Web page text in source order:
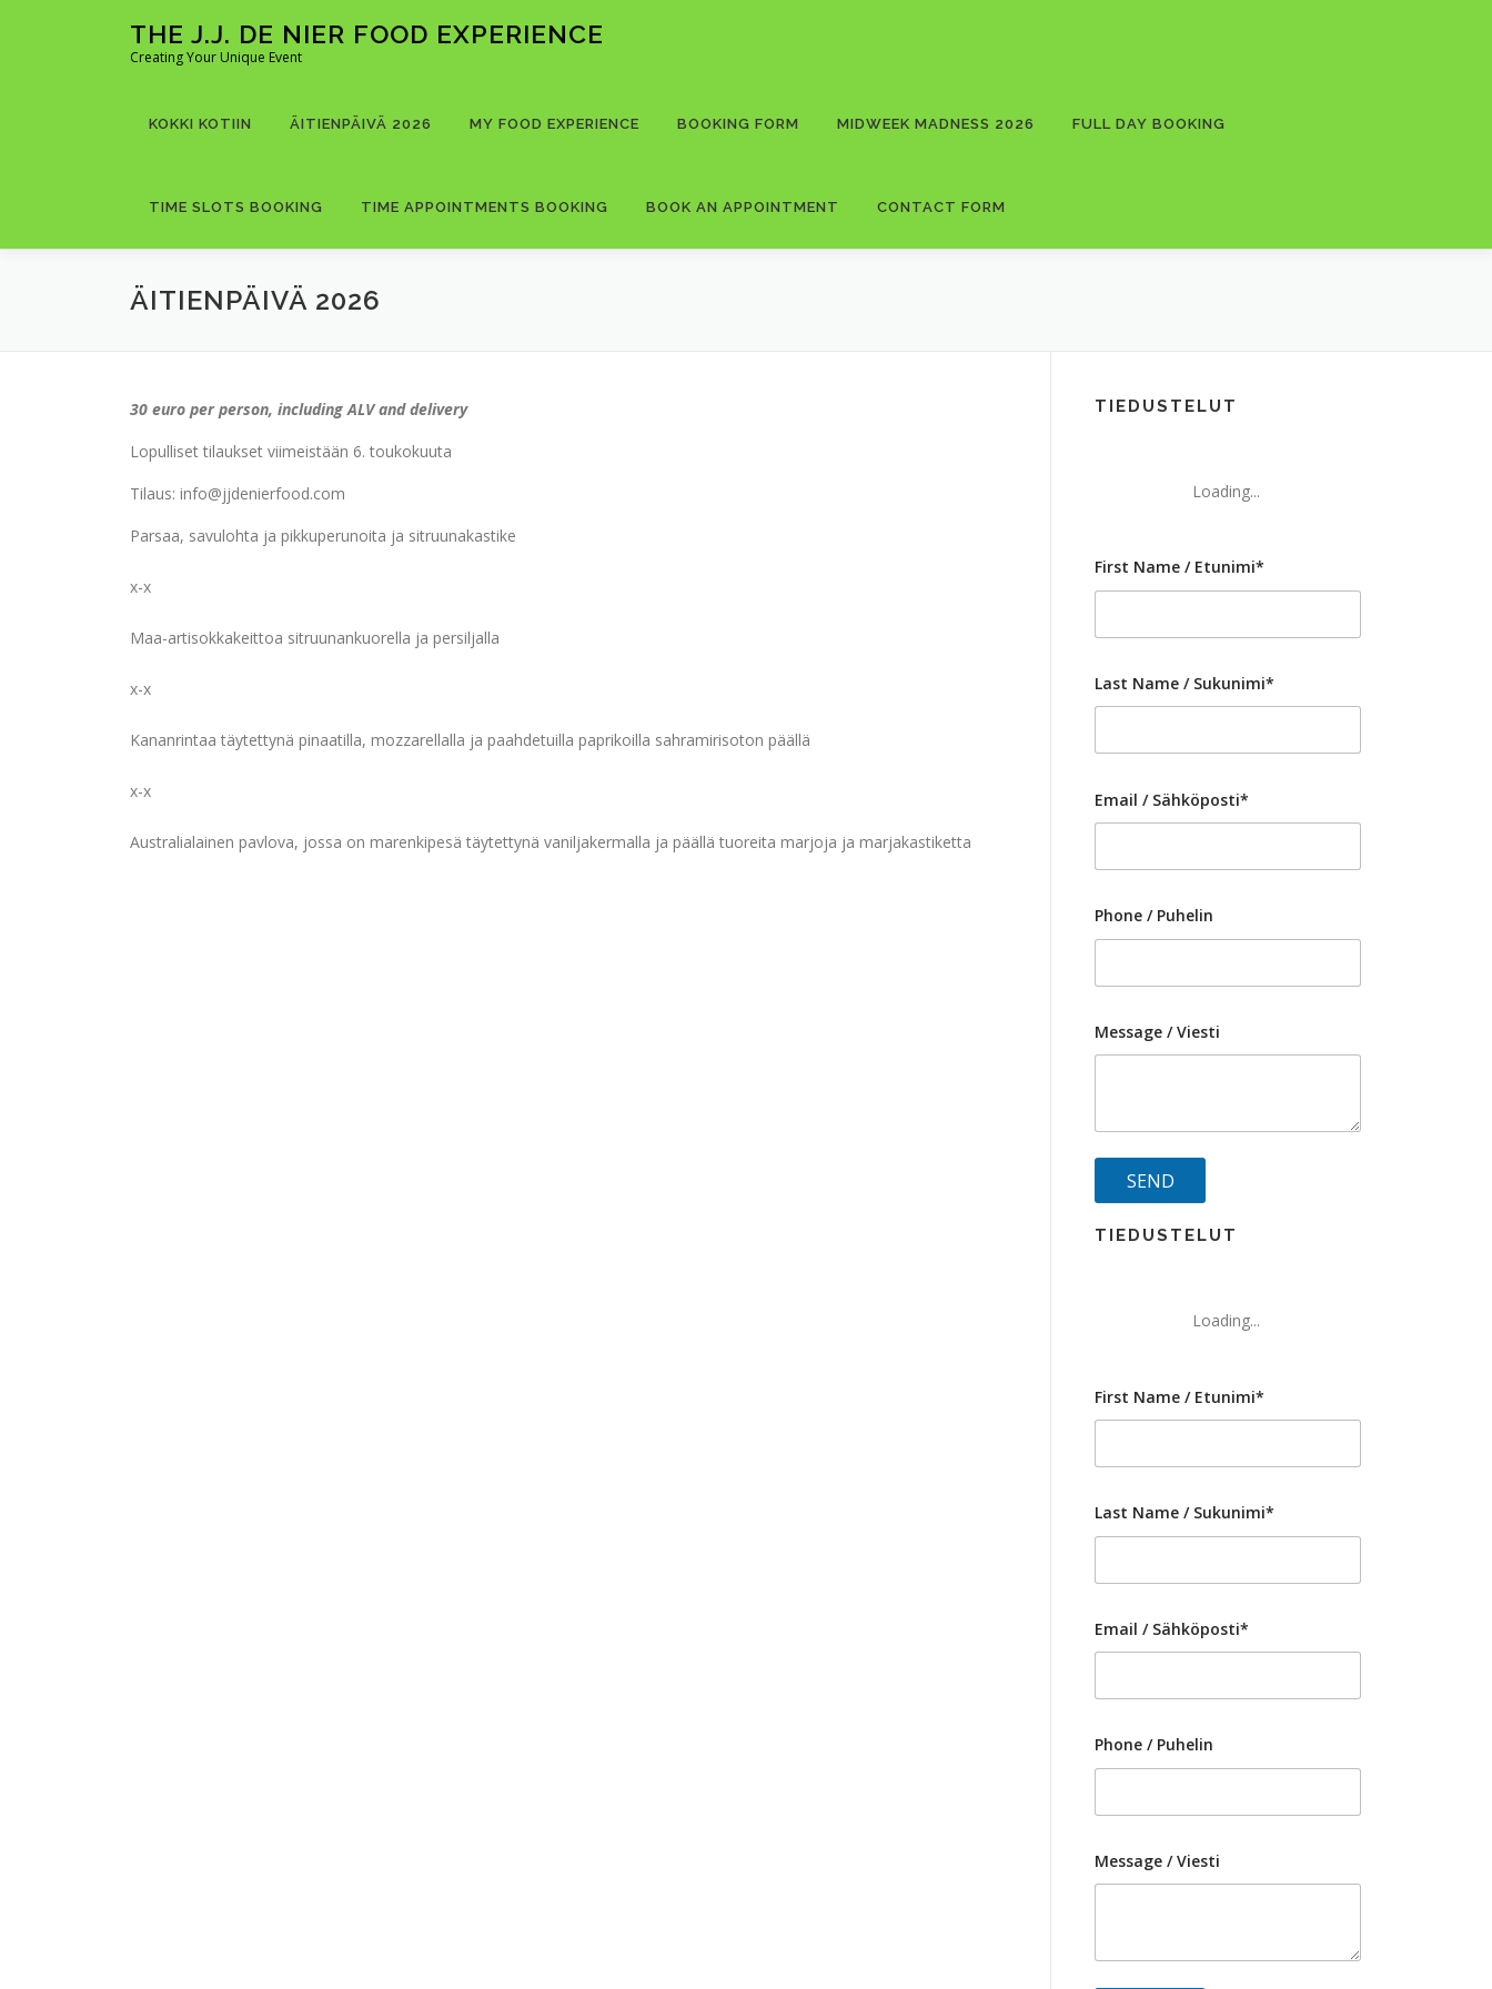
THE J.J. DE NIER FOOD EXPERIENCE
Creating Your Unique Event
KOKKI KOTIIN ÄITIENPÄIVÄ 2026 MY FOOD EXPERIENCE BOOKING FORM MIDWEEK MADNESS 2026 FULL DAY BOOKING
TIME SLOTS BOOKING TIME APPOINTMENTS BOOKING BOOK AN APPOINTMENT CONTACT FORM
ÄITIENPÄIVÄ 2026
30 euro per person, including ALV and delivery
Lopulliset tilaukset viimeistään 6. toukokuuta
Tilaus: info@jjdenierfood.com
Parsaa, savulohta ja pikkuperunoita ja sitruunakastike
x-x
Maa-artisokkakeittoa sitruunankuorella ja persiljalla
x-x
Kananrintaa täytettynä pinaatilla, mozzarellalla ja paahdetuilla paprikoilla sahramirisoton päällä
x-x
Australialainen pavlova, jossa on marenkipesä täytettynä vaniljakermalla ja päällä tuoreita marjoja ja marjakastiketta
TIEDUSTELUT
Loading...
First Name / Etunimi*
Last Name / Sukunimi*
Email / Sähköposti*
Phone / Puhelin
Message / Viesti
TIEDUSTELUT
Loading...
First Name / Etunimi*
Last Name / Sukunimi*
Email / Sähköposti*
Phone / Puhelin
Message / Viesti